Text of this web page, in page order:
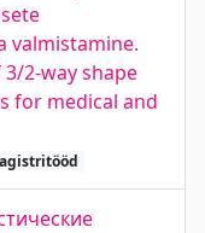
valmistamine.
2-way shape
for medical and